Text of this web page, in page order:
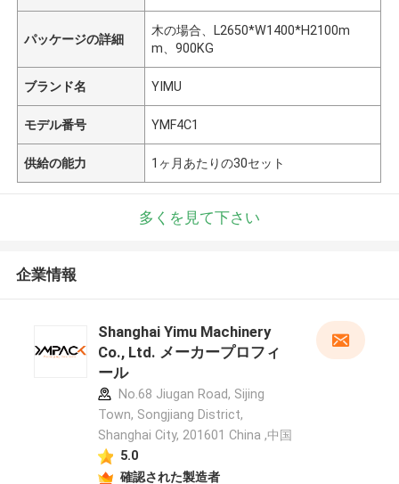
パッケージの詳細
木の場合、L2650*W1400*H2100m
m、900KG
ブランド名 YIMU
モデル番号 YMF4C1
供給の能力 1ヶ月あたりの30セット
多くを見て下さい
企業情報
Shanghai Yimu Machinery
Co., Ltd. メーカープロフィ
ール
No.68 Jiugan Road, Sijing
Town, Songjiang District,
Shanghai City, 201601 China ,中国
5.0
確認された製造者